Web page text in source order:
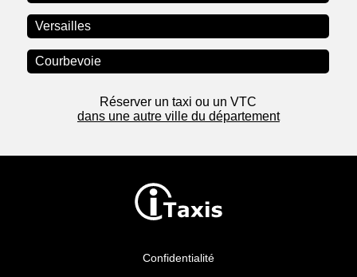
Versailles
Courbevoie
Réserver un taxi ou un VTC
dans une autre ville du département
Confidentialité